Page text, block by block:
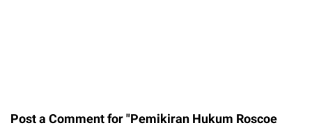
Post a Comment for "Pemikiran Hukum Roscoe